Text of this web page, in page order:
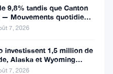
9,8% tandis que Canton
— Mouvements quotidiens
7, 2026
investissent 1,5 million de
Alaska et Wyoming
Michigan
7, 2026